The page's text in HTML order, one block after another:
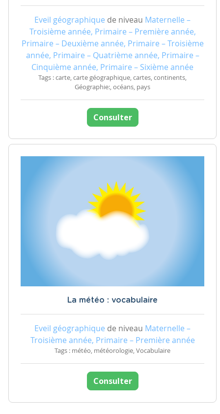
Eveil géographique de niveau Maternelle –
Troisième année, Primaire – Première année,
Primaire – Deuxième année, Primaire – Troisième
année, Primaire – Quatrième année, Primaire –
Cinquième année, Primaire – Sixième année
Tags : carte, carte géographique, cartes, continents,
Géographie:, océans, pays
Consulter
La météo : vocabulaire
Eveil géographique de niveau Maternelle –
Troisième année, Primaire – Première année
Tags : météo, météorologie, Vocabulaire
Consulter